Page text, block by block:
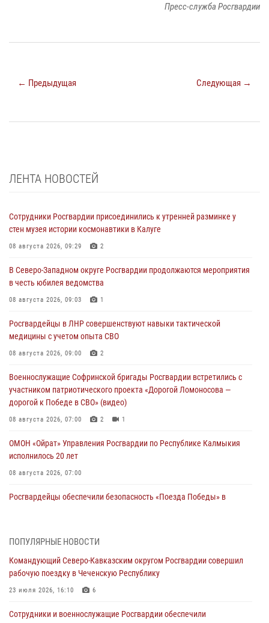
Пресс-служба Росгвардии
← Предыдущая Следующая →
ЛЕНТА НОВОСТЕЙ
Сотрудники Росгвардии присоединились к утренней разминке у
стен музея истории космонавтики в Калуге
08 августа 2026, 09:29 2
В Северо-Западном округе Росгвардии продолжаются мероприятия
в честь юбилея ведомства
08 августа 2026, 09:03 1
Росгвардейцы в ЛНР совершенствуют навыки тактической
медицины с учетом опыта СВО
08 августа 2026, 09:00 2
Военнослужащие Софринской бригады Росгвардии встретились с
участником патриотического проекта «Дорогой Ломоносова —
дорогой к Победе в СВО» (видео)
08 августа 2026, 07:00 2 1
ОМОН «Ойрат» Управления Росгвардии по Республике Калмыкия
исполнилось 20 лет
08 августа 2026, 07:00
Росгвардейцы обеспечили безопасность «Поезда Победы» в
настольному теннису ко Дню физкультурника
08 августа 2026, 07:00
ограниченными возможностями здоровья (видео)
ПОПУЛЯРНЫЕ НОВОСТИ
Командующий Северо-Кавказским округом Росгвардии совершил
рабочую поездку в Чеченскую Республику
23 июля 2026, 16:10 6
Сотрудники и военнослужащие Росгвардии обеспечили